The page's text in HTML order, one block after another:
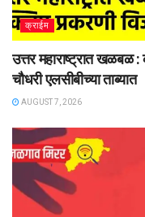
क्राईम
उत्तर महाराष्ट्रात
चौधरी एलसीबीच्या ताब्यात
AUGUST 7, 2026